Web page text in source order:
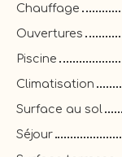
Chauffage
Ouvertures
Piscine
Climatisation
Surface au sol
Séjour